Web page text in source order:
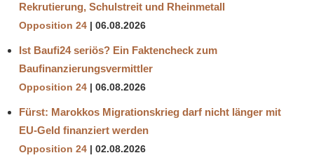
Rekrutierung, Schulstreit und Rheinmetall
Opposition 24 06.08.2026
Ist Baufi24 seriös? Ein Faktencheck zum
Baufinanzierungsvermittler
Opposition 24 06.08.2026
Fürst: Marokkos Migrationskrieg darf nicht länger mit
EU-Geld finanziert werden
Opposition 24 02.08.2026